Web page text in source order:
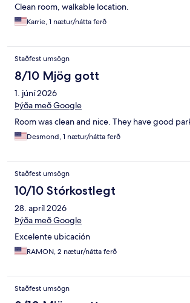
Clean room, walkable location.
Karrie, 1 nætur/nátta ferð
Staðfest umsögn
8/10 Mjög gott
1. júní 2026
Þýða með Google
Room was clean and nice. They have good
Desmond, 1 nætur/nátta ferð
Staðfest umsögn
10/10 Stórkostlegt
28. apríl 2026
Þýða með Google
Excelente ubicación
RAMON, 2 nætur/nátta ferð
Staðfest umsögn